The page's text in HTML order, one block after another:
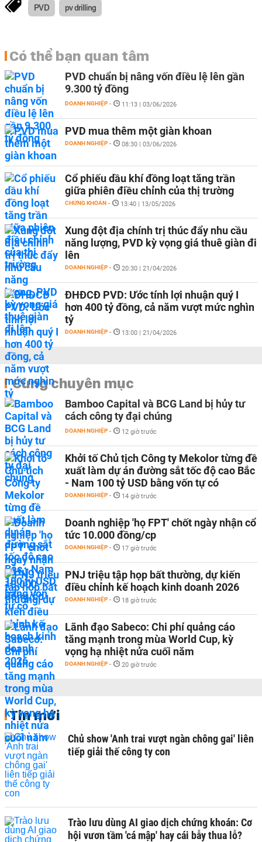
PVD pv drilling
Có thể bạn quan tâm
PVD chuẩn bị nâng vốn điều lệ lên gần
9.300 tỷ đồng
DOANH NGHIỆP - 11:13 | 03/06/2026
PVD mua thêm một giàn khoan
DOANH NGHIỆP - 08:30 | 03/06/2026
Cổ phiếu dầu khí đồng loạt tăng trần
giữa phiên điều chỉnh của thị trường
CHỨNG KHOÁN - 13:40 | 13/05/2026
Xung đột địa chính trị thúc đẩy nhu cầu
năng lượng, PVD kỳ vọng giá thuê giàn đi
lên
DOANH NGHIỆP - 20:30 | 21/04/2026
ĐHĐCĐ PVD: Ước tính lợi nhuận quý I
hơn 400 tỷ đồng, cả năm vượt mức nghìn
tỷ
DOANH NGHIỆP - 13:00 | 21/04/2026
Cùng chuyên mục
Bamboo Capital và BCG Land bị hủy tư
cách công ty đại chúng
DOANH NGHIỆP - 12 giờ trước
Khởi tố Chủ tịch Công ty Mekolor từng đề
xuất làm dự án đường sắt tốc độ cao Bắc
- Nam 100 tỷ USD bằng vốn tự có
DOANH NGHIỆP - 14 giờ trước
Doanh nghiệp 'họ FPT' chốt ngày nhận cổ
tức 10.000 đồng/cp
DOANH NGHIỆP - 17 giờ trước
PNJ triệu tập họp bất thường, dự kiến
điều chỉnh kế hoạch kinh doanh 2026
DOANH NGHIỆP - 18 giờ trước
Lãnh đạo Sabeco: Chi phí quảng cáo
tăng mạnh trong mùa World Cup, kỳ
vọng hạ nhiệt nửa cuối năm
DOANH NGHIỆP - 20 giờ trước
Tin mới
Chủ show 'Anh trai vượt ngàn chông gai' liên
tiếp giải thế công ty con
Trào lưu dùng AI giao dịch chứng khoán: Cơ
hội vươn tầm 'cá mập' hay cái bẫy thua lỗ?